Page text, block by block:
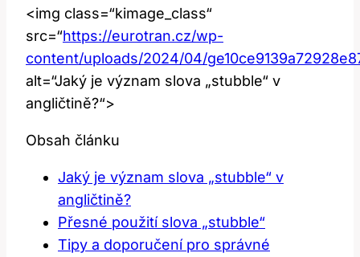
<img class=“kimage_class“
src=“https://eurotran.cz/wp-
content/uploads/2024/04/
alt=“Jaký je význam slova „stubble“ v
angličtině?“>
Obsah článku
Jaký je význam slova „stubble“ v
angličtině?
Přesné použití slova „stubble“
Tipy a doporučení pro správné